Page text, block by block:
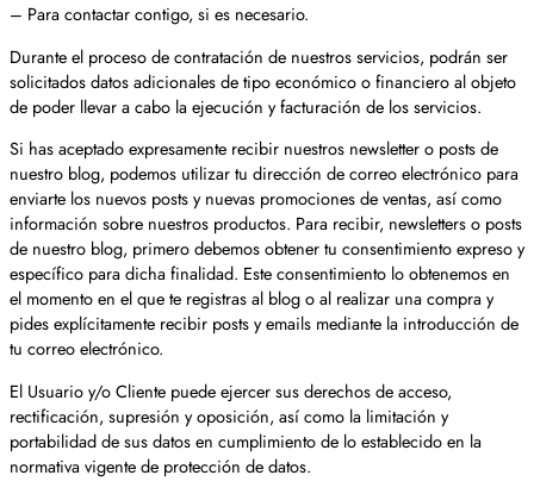
– Para contactar contigo, si es necesario.
Durante el proceso de contratación de nuestros servicios, podrán ser
solicitados datos adicionales de tipo económico o financiero al objeto
de poder llevar a cabo la ejecución y facturación de los servicios.
Si has aceptado expresamente recibir nuestros newsletter o posts de
nuestro blog, podemos utilizar tu dirección de correo electrónico para
enviarte los nuevos posts y nuevas promociones de ventas, así como
información sobre nuestros productos. Para recibir, newsletters o posts
de nuestro blog, primero debemos obtener tu consentimiento expreso y
específico para dicha finalidad. Este consentimiento lo obtenemos en
el momento en el que te registras al blog o al realizar una compra y
pides explícitamente recibir posts y emails mediante la introducción de
tu correo electrónico.
El Usuario y/o Cliente puede ejercer sus derechos de acceso,
rectificación, supresión y oposición, así como la limitación y
portabilidad de sus datos en cumplimiento de lo establecido en la
normativa vigente de protección de datos.